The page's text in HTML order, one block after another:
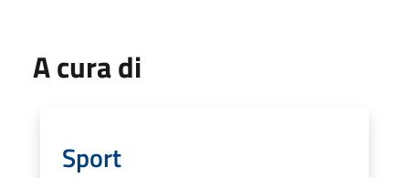
A cura di
Sport